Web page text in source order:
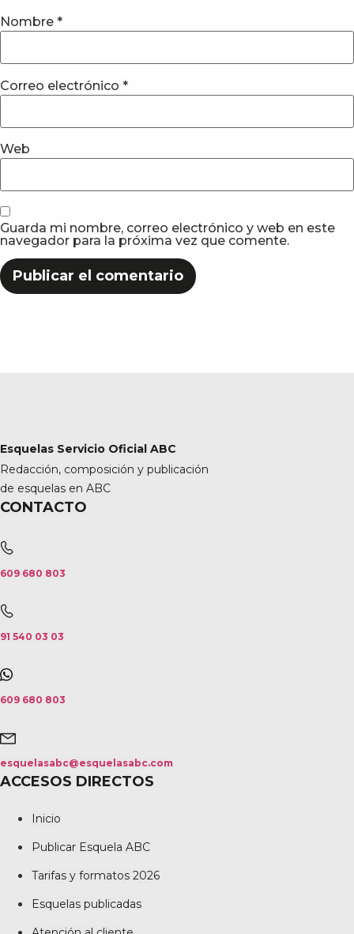
Nombre *
Correo electrónico *
Web
Guarda mi nombre, correo electrónico y web en este
navegador para la próxima vez que comente.
Esquelas Servicio Oficial ABC
Redacción, composición y publicación
de esquelas en ABC
CONTACTO
609 680 803
91 540 03 03
609 680 803
esquelasabc@esquelasabc.com
ACCESOS DIRECTOS
Inicio
Publicar Esquela ABC
Tarifas y formatos 2026
Esquelas publicadas